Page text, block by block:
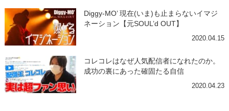
Diggy-MO’ 現在(いま)も止まらないイマジ
ネーション【元SOUL’d OUT】
2020.04.15
コレコレはなぜ人気配信者になれたのか。
成功の裏にあった確固たる自信
2020.04.23